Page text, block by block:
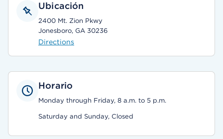
Ubicación
2400 Mt. Zion Pkwy
Jonesboro, GA 30236
Directions
Horario
Monday through Friday, 8 a.m. to 5 p.m.
Saturday and Sunday, Closed